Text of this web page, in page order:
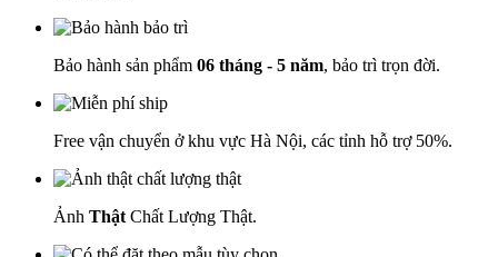
Bảo hành sản phẩm 06 tháng - 5 năm, bảo trì trọn đời.
Free vận chuyển ở khu vực Hà Nội, các tỉnh hỗ trợ 50%.
Ảnh Thật Chất Lượng Thật.